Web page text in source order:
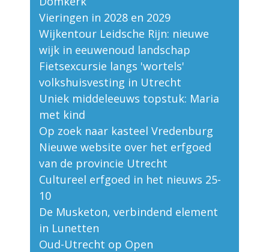
Vieringen in 2028 en 2029
Wijkentour Leidsche Rijn: nieuwe
wijk in eeuwenoud landschap
Fietsexcursie langs 'wortels'
volkshuisvesting in Utrecht
Uniek middeleeuws topstuk: Maria
met kind
Op zoek naar kasteel Vredenburg
Nieuwe website over het erfgoed
van de provincie Utrecht
Cultureel erfgoed in het nieuws 25-
10
De Musketon, verbindend element
in Lunetten
Oud-Utrecht op Open